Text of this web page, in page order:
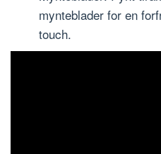
mynteblader for en
touch.